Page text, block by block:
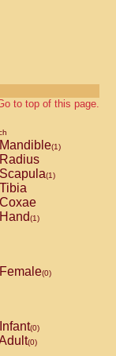
to top of this page.
Mandible(1)
Radius
Scapula(1)
Tibia
Coxae
Hand(1)
Female(0)
Infant(0)
(0)